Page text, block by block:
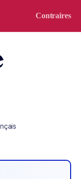
Contraires